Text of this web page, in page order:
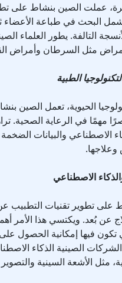
عملت الصين بنشاط على
البحث في طباعة الأعضاء
التالفة. يطور العلماء
مثل السرطان وأمراض
الحيوية، تعمل الصين
مهمًا في الرعاية الصحية.
الاصطناعي والبيانات
الاصطناعي
على تطوير تقنيات التطبيب
عن بُعد. ويكتسي هذا الأمر
تكون فيها إمكانية الحصول
الصينية الذكاء
مثل الأشعة السينية